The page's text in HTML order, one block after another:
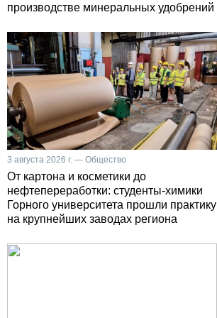
производстве минеральных удобрений
3 августа 2026 г. — Общество
От картона и косметики до
нефтепереработки: студенты-химики
Горного университета прошли практику
на крупнейших заводах региона